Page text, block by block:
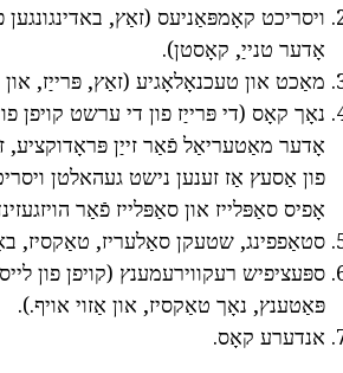
ויסריכט קאָמפּאַניעס (זאַץ, באדינגונגען
אָדער טנייַ, קאָסטן).
מאַכט און טעכנאָלאָגיע (זאַץ, פּרייַז,
נאָך קאָס (די פּרייַז פון די ערשט קויפן
אָדער מאַטעריאַל פֿאַר זייַן פּראָדוקציע,
פון אַסעץ אַז זענען נישט געהאלטן
אָפיס סאַפּלייז און סאַפּלייז פֿאַר
סטאַפפינג, שטעקן סאַלעריז, טאַקסיז,
ספּעציפיש רעקווירעמענץ (קויפן פון
פּאַטענץ, נאָך טאַקסיז, און אַזוי אויף.).
אנדערע קאָס.